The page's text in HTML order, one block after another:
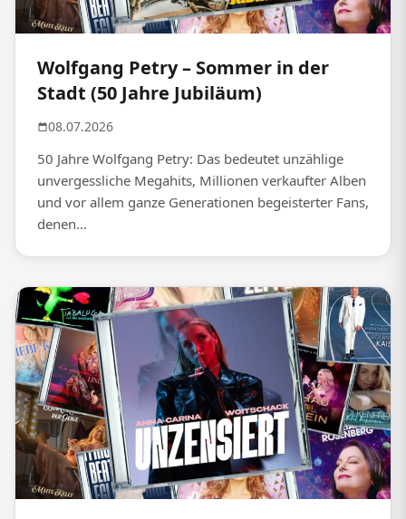
Wolfgang Petry – Sommer in der
Stadt (50 Jahre Jubiläum)
08.07.2026
50 Jahre Wolfgang Petry: Das bedeutet unzählige
unvergessliche Megahits, Millionen verkaufter Alben
und vor allem ganze Generationen begeisterter Fans,
denen...